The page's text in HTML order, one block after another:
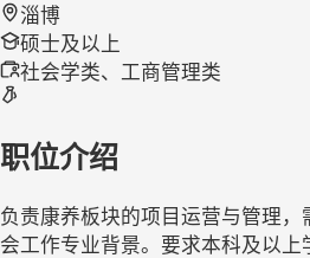
淄博
硕士及以上
社会学类、工商管理类
职位介绍
负责康养板块的项目运营与管理
会工作专业背景。要求本科及以